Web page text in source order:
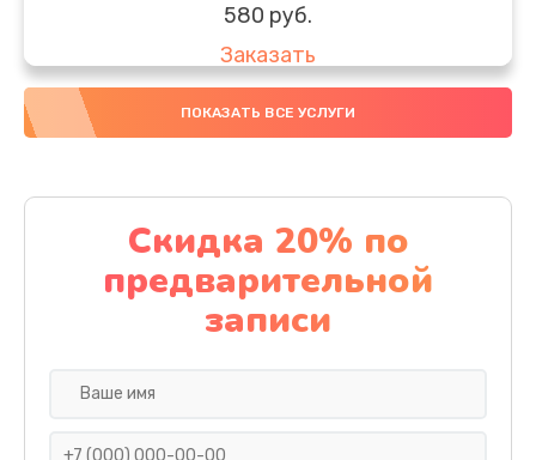
580 руб.
Заказать
Комплексная чистка
Заказать
Замена дисплея (экрана)
2000 руб.
Заказать
Ремонт платы электроники
ПОКАЗАТЬ ВСЕ УСЛУГИ
Скидка 20% по
предварительной
записи